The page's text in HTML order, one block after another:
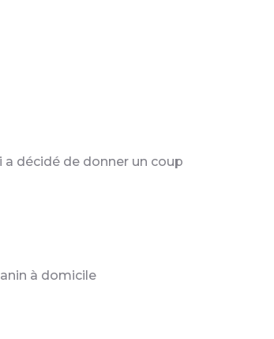
a décidé de donner un coup
à domicile